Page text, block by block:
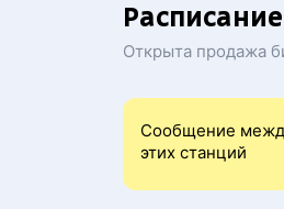
Открыта продажа
Сообщение
этих станций